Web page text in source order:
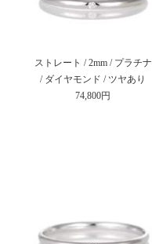
ストレート / 2mm / プラチナ
/ ダイヤモンド / ツヤあり
74,800円